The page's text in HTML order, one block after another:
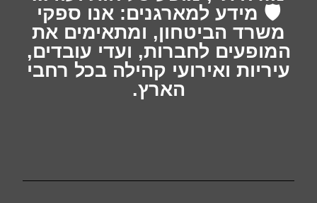
🛡️ מידע למארגנים: אנו ספקי
משרד הביטחון, ומתאימים את
המופעים לחברות, ועדי עובדים,
עיריות ואירועי קהילה בכל רחבי
הארץ.